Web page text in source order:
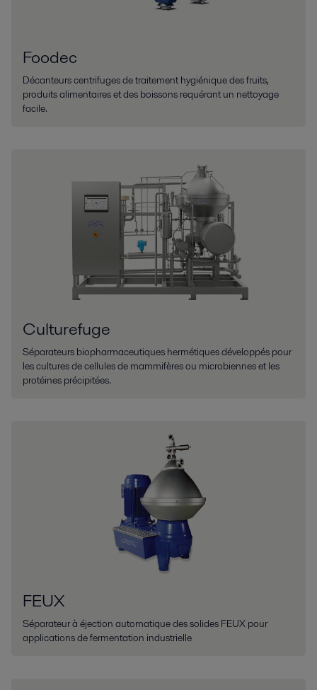
Foodec
Décanteurs centrifuges de traitement hygiénique des fruits,
produits alimentaires et des boissons requérant un nettoyage
facile.
Culturefuge
Séparateurs biopharmaceutiques hermétiques développés pour
les cultures de cellules de mammifères ou microbiennes et les
protéines précipitées.
FEUX
Séparateur à éjection automatique des solides FEUX pour
applications de fermentation industrielle